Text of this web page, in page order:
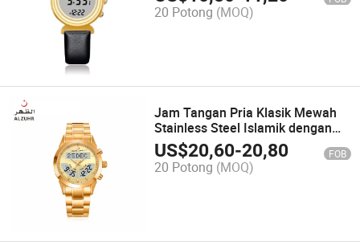
20 Potong (MOQ)
Jam Tangan Pria Klasik Mewah
Stainless Steel Islamik dengan
Kalender Hijri dan Gregorian
Ganda Digital Klik
US$20,60-20,80 FOB
20 Potong (MOQ)